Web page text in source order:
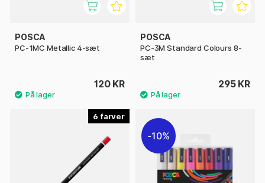
POSCA
PC-1MC Metallic 4-sæt
120 KR
POSCA
PC-3M Standard Colours 8-
sæt
295 KR
6
10%